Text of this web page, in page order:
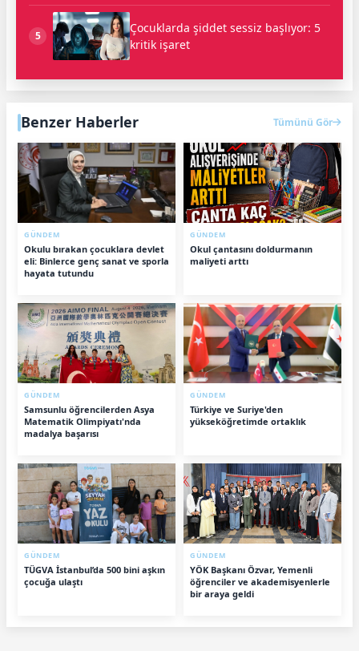
5
Çocuklarda şiddet sessiz başlıyor: 5
kritik işaret
Benzer Haberler Tümünü Gör
GÜNDEM
Okulu bırakan çocuklara devlet
eli: Binlerce genç sanat ve sporla
hayata tutundu
GÜNDEM
Okul çantasını doldurmanın
maliyeti arttı
GÜNDEM
Samsunlu öğrencilerden Asya
Matematik Olimpiyatı'nda
madalya başarısı
GÜNDEM
Türkiye ve Suriye'den
yükseköğretimde ortaklık
GÜNDEM
TÜGVA İstanbul’da 500 bini aşkın
çocuğa ulaştı
GÜNDEM
YÖK Başkanı Özvar, Yemenli
öğrenciler ve akademisyenlerle
bir araya geldi